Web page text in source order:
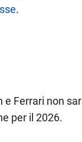
.
Ferrari non
per il 2026.